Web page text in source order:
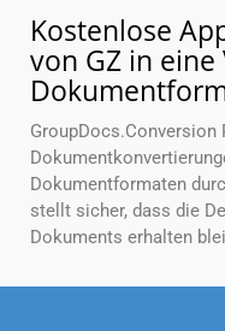
Kostenlose
von GZ in
GroupDocs.Conversion
Dokumentformaten
stellt sicher, dass die
Dokuments erhalten